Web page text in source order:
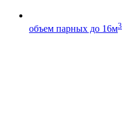
объем парных до 16м3